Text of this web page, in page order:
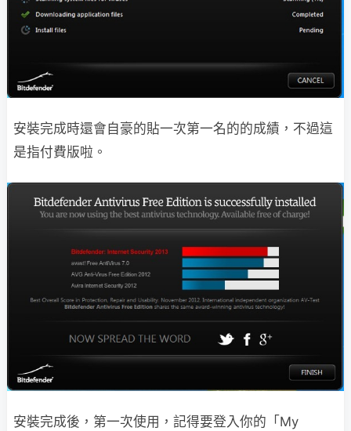
安裝完成時還會自豪的貼一次第一名的的成績，不過這
是指付費版啦。
安裝完成後，第一次使用，記得要登入你的「My